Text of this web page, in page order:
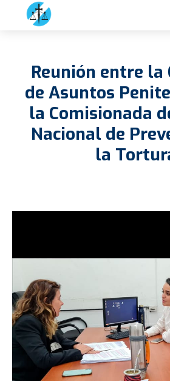
Reunión entre la
de Asuntos
la Comisionada
Nacional de
la